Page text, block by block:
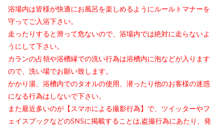
浴場内は皆様が快適にお風呂を楽しめるようにルールトマナーを
守ってご入浴下さい。
走ったりすると滑って危ないので、浴場内では絶対に走らないよ
うにして下さい。
カランの占領や浴槽縁での洗い行為は浴槽内に泡などが入ります
ので、洗い場でお願い致します。
かかり湯、浴槽内でのタオルの使用、潜ったり他のお客様の迷惑
になる行為はしないで下さい。
また最近多いのが【スマホによる撮影行為】で、ツイッターやフ
ェイスブックなどのSNSに掲載することは,盗撮行為にあたり、発